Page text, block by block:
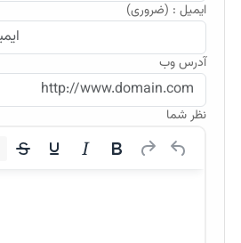
ایمیل : (ضروری)
آدرس وب
نظر شما